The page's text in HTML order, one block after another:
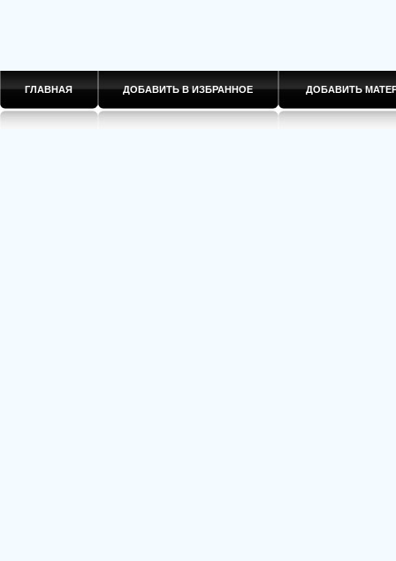
ГЛАВНАЯ ДОБАВИТЬ В ИЗБРАННОЕ ДОБАВИТЬ